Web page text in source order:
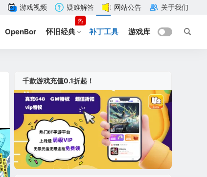
游戏视频 疑难解答 网站公告 关于我们
OpenBor 怀旧经典
热
补丁工具 游戏库
千款游戏充值0.1折起！